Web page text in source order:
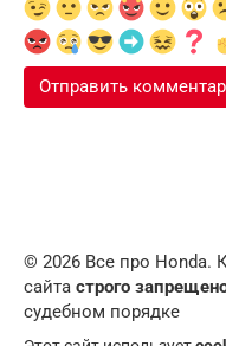
© 2026 Все про Honda.
сайта строго
судебном порядке